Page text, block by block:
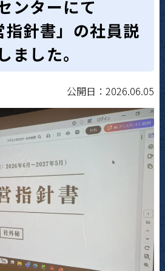
ンターにて
指針書」の社員説
ました。
公開日：2026.06.05